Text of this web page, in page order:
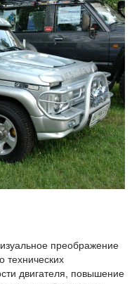
преображение
технических
двигателя, повышение